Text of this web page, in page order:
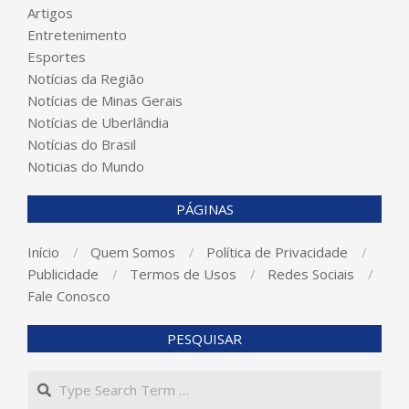
Artigos
Entretenimento
Esportes
Notícias da Região
Notícias de Minas Gerais
Notícias de Uberlândia
Notícias do Brasil
Noticias do Mundo
PÁGINAS
Início Quem Somos
Política de Privacidade
Publicidade
Termos de Usos
Redes Sociais
Fale Conosco
PESQUISAR
Search